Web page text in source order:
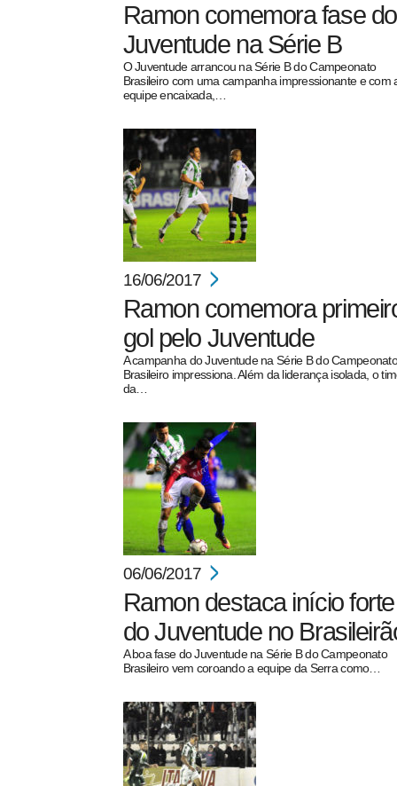
Ramon comemora fase do
Juventude na Série B
O Juventude arrancou na Série B do Campeonato
Brasileiro com uma campanha impressionante e com
equipe encaixada,…
16/06/2017
Ramon comemora
gol pelo Juventude
A campanha do Juventude na Série B do Campeonato
Brasileiro impressiona. Além da liderança isolada, o
da…
06/06/2017
Ramon destaca início forte
do Juventude no
A boa fase do Juventude na Série B do Campeonato
Brasileiro vem coroando a equipe da Serra como…